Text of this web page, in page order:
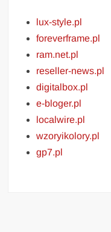
lux-style.pl
foreverframe.pl
ram.net.pl
reseller-news.pl
digitalbox.pl
e-bloger.pl
localwire.pl
wzoryikolory.pl
gp7.pl